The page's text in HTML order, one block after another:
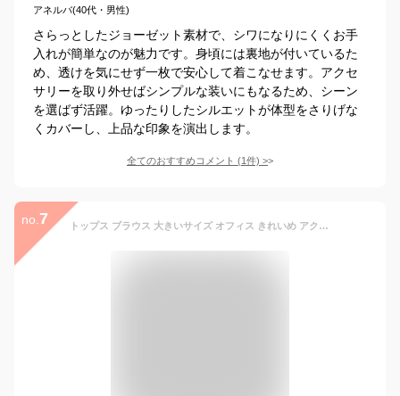
アネルバ(40代・男性)
さらっとしたジョーゼット素材で、シワになりにくくお手
入れが簡単なのが魅力です。身頃には裏地が付いているた
め、透けを気にせず一枚で安心して着こなせます。アクセ
サリーを取り外せばシンプルな装いにもなるため、シーン
を選ばず活躍。ゆったりしたシルエットが体型をさりげな
くカバーし、上品な印象を演出します。
全てのおすすめコメント (1件) >
no. 7 トップス ブラウス 大きいサイズ オフィス きれいめ アクセ付ブラウス アクセサリー付き フレア袖 無地 レディース ハニーズ アクセ付ラウス 30代 40代 春 夏 ホワイト